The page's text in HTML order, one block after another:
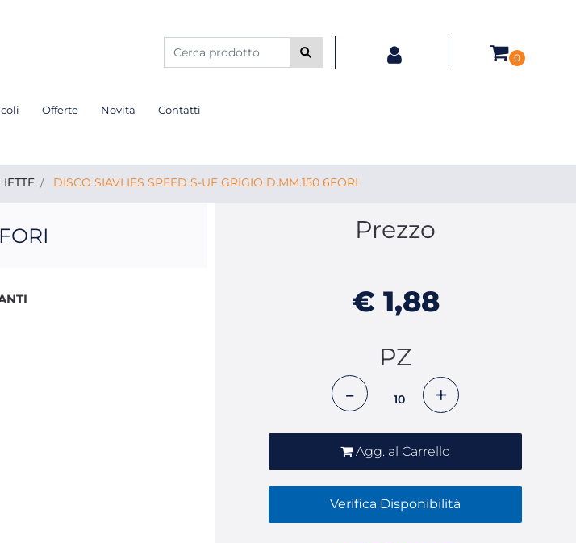
0
Offerte Novità Contatti
DISCO SIAVLIES SPEED S-UF GRIGIO D.MM.150 6FORI
Prezzo
€ 1,88
PZ
Quantità
Agg. al Carrello
Verifica Disponibilità